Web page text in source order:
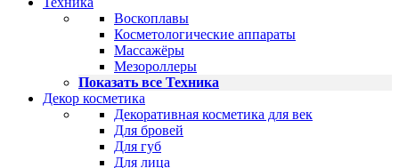
Воскоплавы
Косметологические аппараты
Массажёры
Мезороллеры
Показать все Техника
Декор косметика
Декоративная косметика для век
Для бровей
Для губ
Для лица